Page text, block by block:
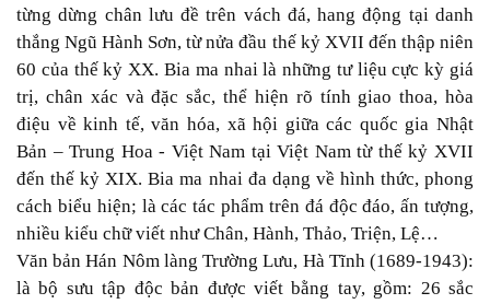
từng dừng chân lưu đề trên vách đá, hang động tại danh
thắng Ngũ Hành Sơn, từ nửa đầu thế kỷ XVII đến thập niên
60 của thế kỷ XX. Bia ma nhai là những tư liệu cực kỳ giá
trị, chân xác và đặc sắc, thể hiện rõ tính giao thoa, hòa
điệu về kinh tế, văn hóa, xã hội giữa các quốc gia Nhật
Bản – Trung Hoa - Việt Nam tại Việt Nam từ thế kỷ XVII
đến thế kỷ XIX. Bia ma nhai đa dạng về hình thức, phong
cách biểu hiện; là các tác phẩm trên đá độc đáo, ấn tượng,
nhiều kiểu chữ viết như Chân, Hành, Thảo, Triện, Lệ…
Văn bản Hán Nôm làng Trường Lưu, Hà Tĩnh (1689-1943):
là bộ sưu tập độc bản được viết bằng tay, gồm: 26 sắc